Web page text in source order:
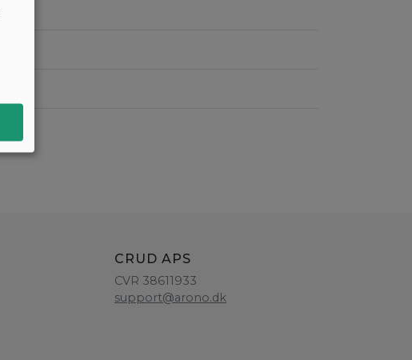
CRUD APS
CVR 38611933
support@arono.dk